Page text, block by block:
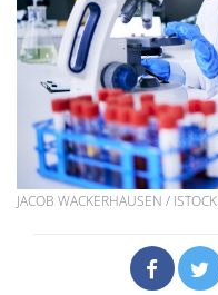
JACOB WACKERHAUSEN / ISTOCK